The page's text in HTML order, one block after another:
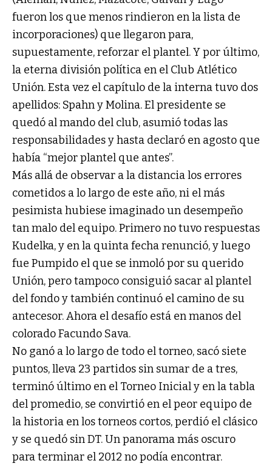
fueron los que menos rindieron en la lista de
incorporaciones) que llegaron para,
supuestamente, reforzar el plantel. Y por último,
la eterna división política en el Club Atlético
Unión. Esta vez el capítulo de la interna tuvo dos
apellidos: Spahn y Molina. El presidente se
quedó al mando del club, asumió todas las
responsabilidades y hasta declaró en agosto que
había “mejor plantel que antes”.
Más allá de observar a la distancia los errores
cometidos a lo largo de este año, ni el más
pesimista hubiese imaginado un desempeño
tan malo del equipo. Primero no tuvo respuestas
Kudelka, y en la quinta fecha renunció, y luego
fue Pumpido el que se inmoló por su querido
Unión, pero tampoco consiguió sacar al plantel
del fondo y también continuó el camino de su
antecesor. Ahora el desafío está en manos del
colorado Facundo Sava.
No ganó a lo largo de todo el torneo, sacó siete
puntos, lleva 23 partidos sin sumar de a tres,
terminó último en el Torneo Inicial y en la tabla
del promedio, se convirtió en el peor equipo de
la historia en los torneos cortos, perdió el clásico
y se quedó sin DT. Un panorama más oscuro
para terminar el 2012 no podía encontrar.